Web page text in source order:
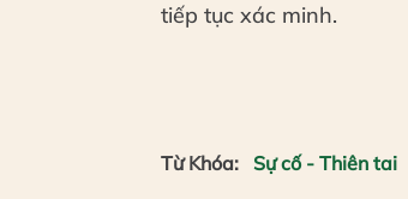
tiếp tục xác minh.
Từ Khóa: Sự cố - Thiên tai